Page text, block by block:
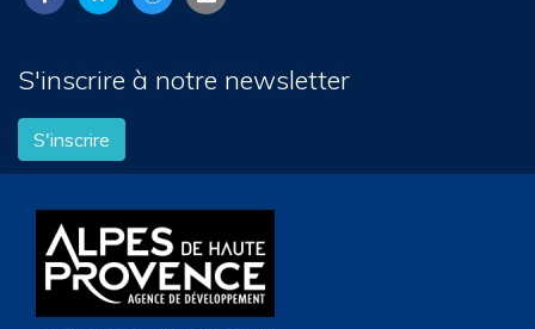
S'inscrire à notre newsletter
S'inscrire